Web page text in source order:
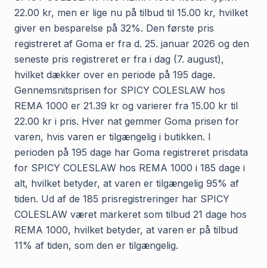
22.00 kr, men er lige nu på tilbud til 15.00 kr, hvilket
giver en besparelse på 32%. Den første pris
registreret af Goma er fra d. 25. januar 2026 og den
seneste pris registreret er fra i dag (7. august),
hvilket dækker over en periode på 195 dage.
Gennemsnitsprisen for SPICY COLESLAW hos
REMA 1000 er 21.39 kr og varierer fra 15.00 kr til
22.00 kr i pris. Hver nat gemmer Goma prisen for
varen, hvis varen er tilgængelig i butikken. I
perioden på 195 dage har Goma registreret prisdata
for SPICY COLESLAW hos REMA 1000 i 185 dage i
alt, hvilket betyder, at varen er tilgængelig 95% af
tiden. Ud af de 185 prisregistreringer har SPICY
COLESLAW været markeret som tilbud 21 dage hos
REMA 1000, hvilket betyder, at varen er på tilbud
11% af tiden, som den er tilgængelig.